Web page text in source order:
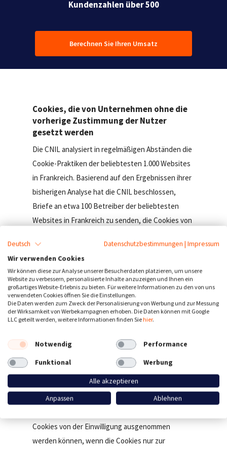
Kundenzahlen über 500
Berechnen Sie Ihren Umsatz
Cookies, die von Unternehmen ohne die
vorherige Zustimmung der Nutzer
gesetzt werden
Die CNIL analysiert in regelmäßigen Abständen die
Cookie-Praktiken der beliebtesten 1.000 Websites
in Frankreich. Basierend auf den Ergebnissen ihrer
bisherigen Analyse hat die CNIL beschlossen,
Briefe an etwa 100 Betreiber der beliebtesten
Websites in Frankreich zu senden, die Cookies von
ohne die vorherige Zustimmung der Nutzer
einzuholen. Die CNIL erinnerte die Unternehmen
an die Notwendigkeit, ihre Cookie-
Zustimmungsschnittstellen für die Verwendung
von Tracking-Technologien auf ihren Websites
oder Apps anzupassen, z. B. wenn sie Inhalte aus
hinzufügen.
Analyse-Cookies
Die CNIL erinnerte öffentliche und private
Cookies von der Einwilligung ausgenommen
werden können, wenn die Cookies nur zur
Deutsch Datenschutzbestimmungen | Impressum
Wir verwenden Cookies
Wir können diese zur Analyse unserer Besucherdaten platzieren, um unsere
Website zu verbessern, personalisierte Inhalte anzuzeigen und Ihnen ein
großartiges Website-Erlebnis zu bieten. Für weitere Informationen zu den von uns
verwendeten Cookies öffnen Sie die Einstellungen.
Die Daten werden zum Zweck der Personalisierung von Werbung und zur Messung
der Wirksamkeit von Werbekampagnen erhoben. Die Daten können mit Google
LLC geteilt werden, weitere Informationen finden Siehier.
Notwendig
Performance
Funktional
Werbung
Alle akzeptieren
Anpassen
Ablehnen